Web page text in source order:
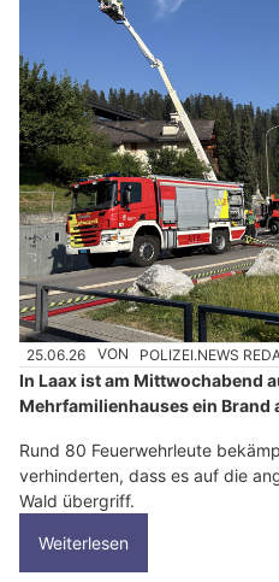
25.06.26 VON POLIZEI.NEWS
In Laax ist am Mittwochabend
Mehrfamilienhauses ein Brand
Rund 80 Feuerwehrleute
verhinderten, dass es auf die
Wald übergriff.
Weiterlesen